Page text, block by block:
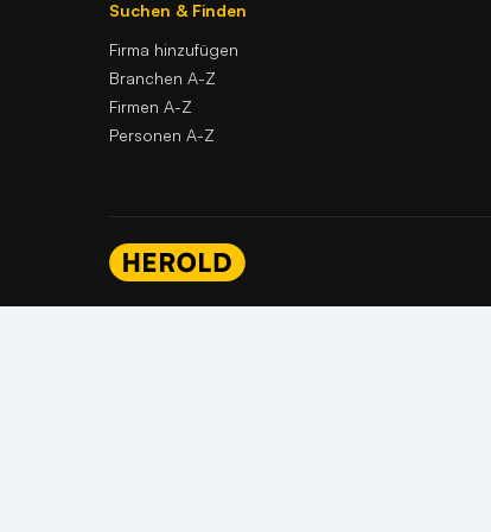
Suchen & Finden
Firma hinzufügen
Branchen A-Z
Firmen A-Z
Personen A-Z